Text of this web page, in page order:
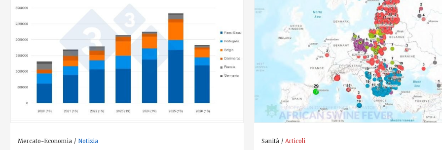
Mercato-Economia Notizia Sanità Articoli